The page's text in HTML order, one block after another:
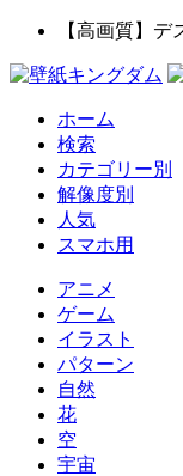
【高画質】デ
ホーム
検索
カテゴリー別
解像度別
人気
スマホ用
アニメ
ゲーム
イラスト
パターン
自然
花
空
宇宙